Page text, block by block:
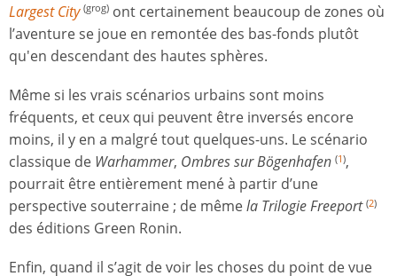
Largest City (grog) ont certainement beaucoup de zones où
l’aventure se joue en remontée des bas-fonds plutôt
qu'en descendant des hautes sphères.
Même si les vrais scénarios urbains sont moins
fréquents, et ceux qui peuvent être inversés encore
moins, il y en a malgré tout quelques-uns. Le scénario
classique de Warhammer, Ombres sur Bögenhafen (1),
pourrait être entièrement mené à partir d’une
perspective souterraine ; de mêmela Trilogie Freeport (2)
des éditions Green Ronin.
Enfin, quand il s’agit de voir les choses du point de vue